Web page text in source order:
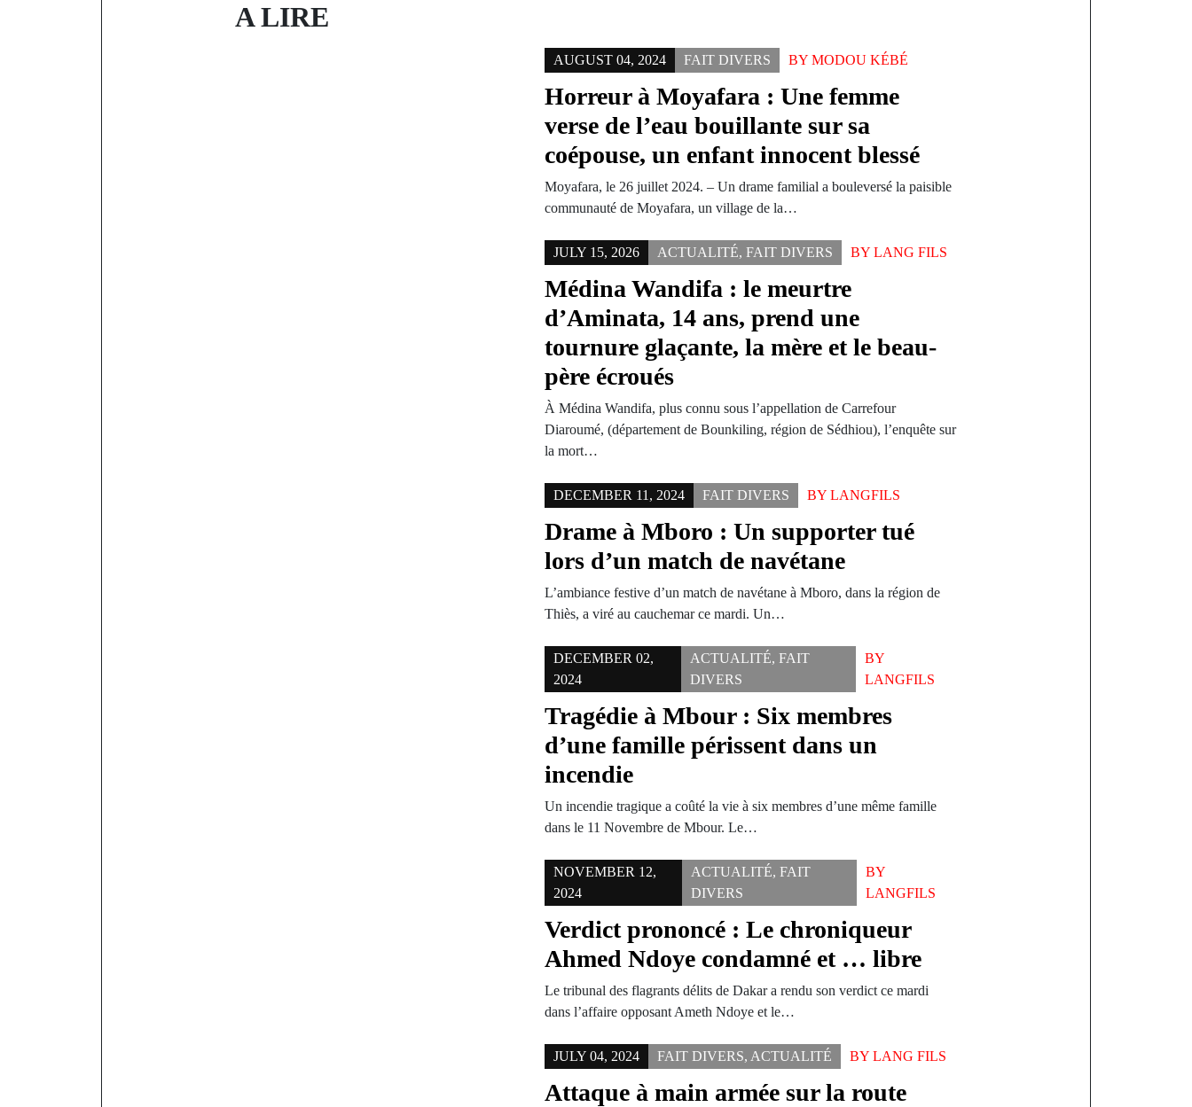
A LIRE
AUGUST 04, 2024 FAIT DIVERS BYMODOU KÉBÉ
Horreur à Moyafara : Une femme
verse de l’eau bouillante sur sa
coépouse, un enfant innocent blessé
Moyafara, le 26 juillet 2024. – Un drame familial a bouleversé la paisible
communauté de Moyafara, un village de la…
JULY 15, 2026 ACTUALITÉ,FAIT DIVERS BYLANG FILS
Médina Wandifa : le meurtre
d’Aminata, 14 ans, prend une
tournure glaçante, la mère et le beau-
père écroués
À Médina Wandifa, plus connu sous l’appellation de Carrefour
Diaroumé, (département de Bounkiling, région de Sédhiou), l’enquête sur
la mort…
DECEMBER 11, 2024 FAIT DIVERS BYLANGFILS
Drame à Mboro : Un supporter tué
lors d’un match de navétane
L’ambiance festive d’un match de navétane à Mboro, dans la région de
Thiès, a viré au cauchemar ce mardi. Un…
DECEMBER 02,
2024
ACTUALITÉ, FAIT
DIVERS
BY
LANGFILS
Tragédie à Mbour : Six membres
d’une famille périssent dans un
incendie
Un incendie tragique a coûté la vie à six membres d’une même famille
dans le 11 Novembre de Mbour. Le…
NOVEMBER 12,
2024
ACTUALITÉ,FAIT
DIVERS
BY
LANGFILS
Verdict prononcé : Le chroniqueur
Ahmed Ndoye condamné et … libre
Le tribunal des flagrants délits de Dakar a rendu son verdict ce mardi
dans l’affaire opposant Ameth Ndoye et le…
JULY 04, 2024 FAIT DIVERS, ACTUALITÉ BYLANG FILS
Attaque à main armée sur la route